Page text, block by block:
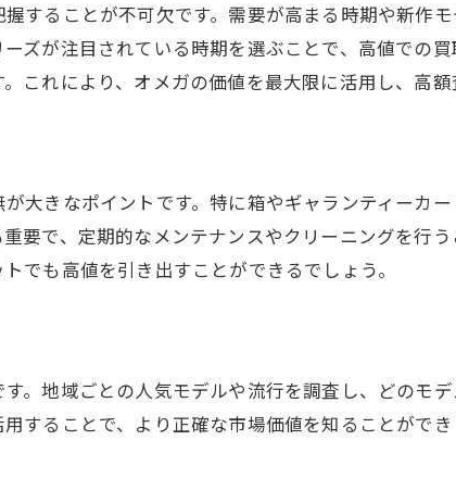
静岡市でオメガ買取を成功させる準備術
買取を目指す方への実践的アドバイス
オメガ買取時に気を付けたい落とし穴とは
静岡市の市場情報を活かした売却アプローチ
することが不可欠です。需要が高まる時期や新作
ズが注目されている時期を選ぶことで、高値での
これにより、オメガの価値を最大限に活用し、高額
大きなポイントです。特に箱やギャランティーカ
要で、定期的なメンテナンスやクリーニングを行
でも高値を引き出すことができるでしょう。
。地域ごとの人気モデルや流行を調査し、どのモ
することで、より正確な市場価値を知ることがで